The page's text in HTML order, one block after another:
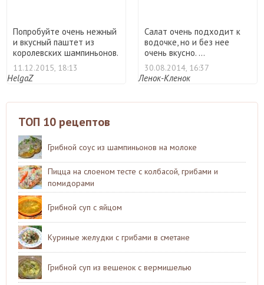
Попробуйте очень нежный
и вкусный паштет из
королевских шампиньонов.
...
11.12.2015, 18:13
HelgaZ
Салат очень подходит к
водочке, но и без нее
очень вкусно. ...
30.08.2014, 16:37
Ленок-Кленок
ТОП 10 рецептов
Грибной соус из шампиньонов на молоке
Пицца на слоеном тесте с колбасой, грибами и
помидорами
Грибной суп с яйцом
Куриные желудки с грибами в сметане
Грибной суп из вешенок с вермишелью